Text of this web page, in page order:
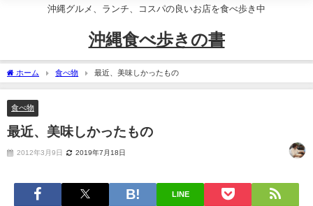
沖縄グルメ、ランチ、コスパの良いお店を食べ歩き中
沖縄食べ歩きの書
ホーム 食べ物 最近、美味しかったもの
食べ物
最近、美味しかったもの
2012年3月9日 2019年7月18日
LINE